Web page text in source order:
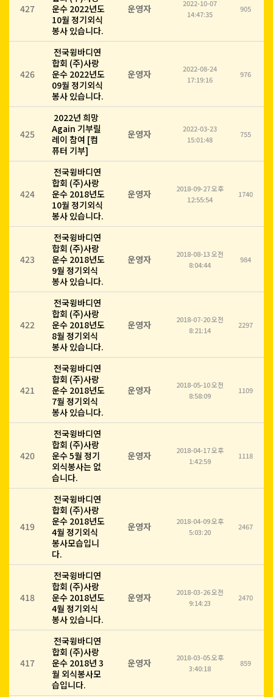
427
운수 2022년도
10월 정기외식
봉사 있습니다.
운영자
2022-10-07
14:47:35
905
426
전국윙바디연
합회 (주)사랑
운수 2022년도
09월 정기외식
봉사 있습니다.
운영자
2022-08-24
17:19:16
976
425
2022년 희망
Again 기부릴
레이 참여 [컴
퓨터 기부]
운영자
2022-03-23
15:01:48
755
424
전국윙바디연
합회 (주)사랑
운수 2018년도
10월 정기외식
봉사 있습니다.
운영자
2018-09-27 오후
12:55:54
1740
423
전국윙바디연
합회 (주)사랑
운수 2018년도
9월 정기외식
봉사 있습니다.
운영자
2018-08-13 오전
8:04:44
984
422
전국윙바디연
합회 (주)사랑
운수 2018년도
8월 정기외식
봉사 있습니다.
운영자
2018-07-20 오전
8:21:14
2297
421
전국윙바디연
합회 (주)사랑
운수 2018년도
7월 정기외식
봉사 있습니다.
운영자
2018-05-10 오전
8:58:09
1109
420
전국윙바디연
합회 (주)사랑
운수 5월 정기
외식봉사는 없
습니다.
운영자
2018-04-17 오후
1:42:59
1118
419
전국윙바디연
합회 (주)사랑
운수 2018년도
4월 정기외식
봉사모습입니
다.
운영자
2018-04-09 오후
5:03:20
2467
418
전국윙바디연
합회 (주)사랑
운수 2018년도
4월 정기외식
봉사 있습니다.
운영자
2018-03-26 오전
9:14:23
2470
417
전국윙바디연
합회 (주)사랑
운수 2018년 3
월 외식봉사모
습입니다.
운영자
2018-03-05 오후
3:40:18
859